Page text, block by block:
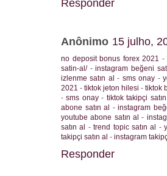
Responder
Anônimo 15 julho,
no deposit bonus forex 2021 -
satin-al/-instagram beğeni
izlenme satın al - sms onay -
2021 -tiktok jeton hilesi -tiktok
-sms onay- tiktok takipçi
abone satın al -instagram
youtube abone satın al -
satın al -trend topic satın al -
takipçi satın al - instagram
Responder